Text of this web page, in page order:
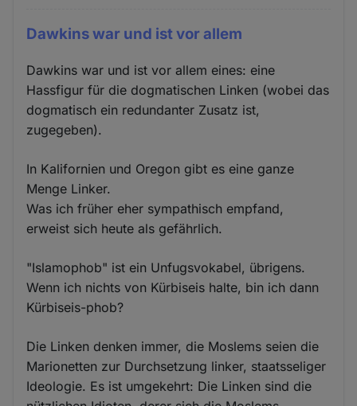
Dawkins war und ist vor allem
Dawkins war und ist vor allem eines: eine
Hassfigur für die dogmatischen Linken (wobei das
dogmatisch ein redundanter Zusatz ist,
zugegeben).
In Kalifornien und Oregon gibt es eine ganze
Menge Linker.
Was ich früher eher sympathisch empfand,
erweist sich heute als gefährlich.
"Islamophob" ist ein Unfugsvokabel, übrigens.
Wenn ich nichts von Kürbiseis halte, bin ich dann
Kürbiseis-phob?
Die Linken denken immer, die Moslems seien die
Marionetten zur Durchsetzung linker, staatsseliger
Ideologie. Es ist umgekehrt: Die Linken sind die